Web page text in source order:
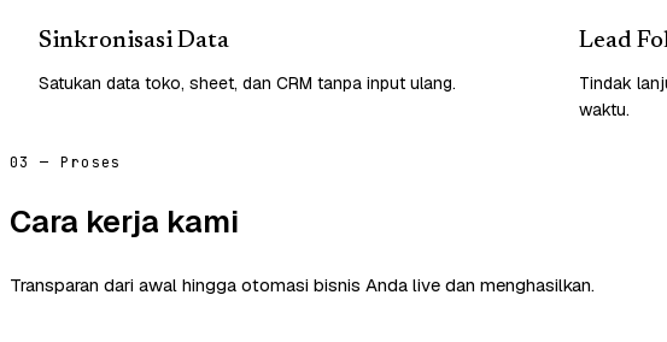
Sinkronisasi Data
Satukan data toko, sheet, dan CRM tanpa input ulang.
Lead
Tindak
waktu.
03 — Proses
Cara kerja kami
Transparan dari awal hingga otomasi bisnis Anda live dan menghasilkan.